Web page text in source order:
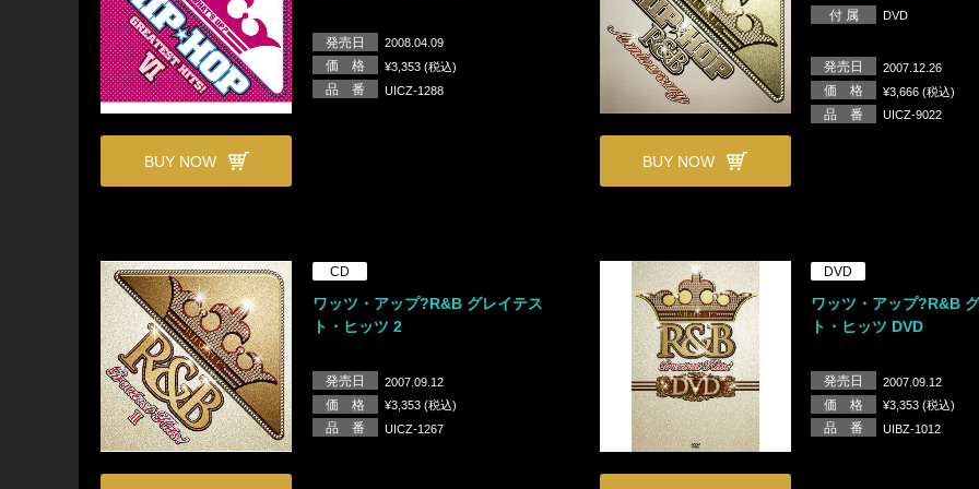
BUY NOW
発売日 2008.04.09
価 格 ¥3,353 (税込)
品 番 UICZ-1288
BUY NOW
付 属 DVD
発売日 2007.12.26
価 格 ¥3,666 (税込)
品 番 UICZ-9022
CD
ワッツ・アップ?R&B グレイテス
ト・ヒッツ 2
発売日 2007.09.12
価 格 ¥3,353 (税込)
品 番 UICZ-1267
DVD
ワッツ・アップ?R&B
ト・ヒッツ DVD
発売日 2007.09.12
価 格 ¥3,353 (税込)
品 番 UIBZ-1012